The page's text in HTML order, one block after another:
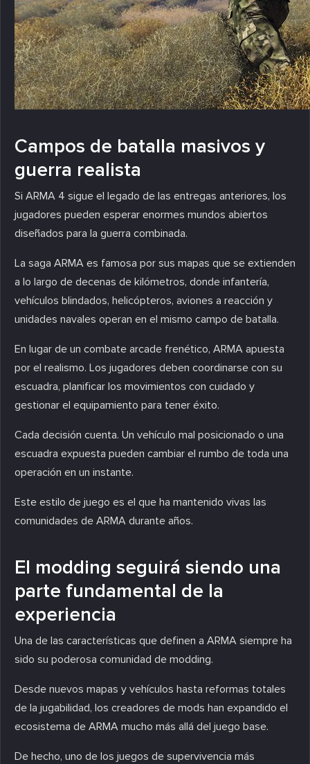
Campos de batalla masivos y
guerra realista
Si ARMA 4 sigue el legado de las entregas anteriores, los
jugadores pueden esperar enormes mundos abiertos
diseñados para la guerra combinada.
La saga ARMA es famosa por sus mapas que se extienden
a lo largo de decenas de kilómetros, donde infantería,
vehículos blindados, helicópteros, aviones a reacción y
unidades navales operan en el mismo campo de batalla.
En lugar de un combate arcade frenético, ARMA apuesta
por el realismo. Los jugadores deben coordinarse con su
escuadra, planificar los movimientos con cuidado y
gestionar el equipamiento para tener éxito.
Cada decisión cuenta. Un vehículo mal posicionado o una
escuadra expuesta pueden cambiar el rumbo de toda una
operación en un instante.
Este estilo de juego es el que ha mantenido vivas las
comunidades de ARMA durante años.
El modding seguirá siendo una
parte fundamental de la
experiencia
Una de las características que definen a ARMA siempre ha
sido su poderosa comunidad de modding.
Desde nuevos mapas y vehículos hasta reformas totales
de la jugabilidad, los creadores de mods han expandido el
ecosistema de ARMA mucho más allá del juego base.
De hecho, uno de los juegos de supervivencia más